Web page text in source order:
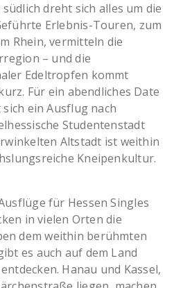
dreht sich alles um die
Erlebnis-Touren, zum
Rhein, vermitteln die
– und die
Edeltropfen kommt
Für ein abendliches Date
ein Ausflug nach
Studentenstadt
Altstadt ist weithin
Kneipenkultur.
für Hessen Singles
in vielen Orten die
dem weithin berühmten
es auch auf dem Land
Hanau und Kassel,